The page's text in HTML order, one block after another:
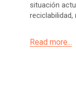
situación
Read more...